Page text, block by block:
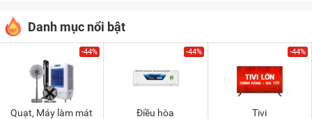
Danh mục nổi bật
-44%
Quạt, Máy làm mát
-44%
Điều hòa
-44%
Tivi